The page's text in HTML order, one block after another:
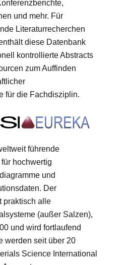
und mehr. Für
Literaturrecherchen
diese Datenbank
kontrollierte Abstracts
zum Auffinden
für die Fachdisziplin.
führende
hochwertig
und
Der
praktisch alle
(außer Salzen),
und wird fortlaufend
werden seit über 20
Science International